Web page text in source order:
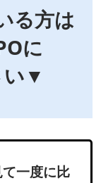
る方は
に
い▼
一度に比